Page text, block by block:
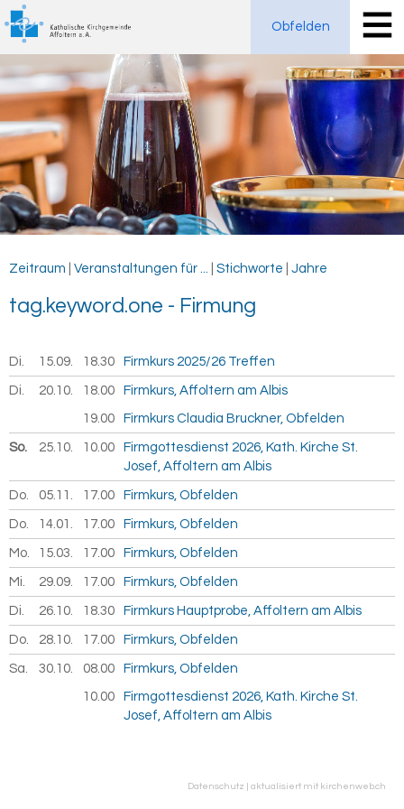
Obfelden
Zeitraum Veranstaltungen für ... Stichworte Jahre
tag.key­word.one - Fir­mung
Di. 15.09. 2026
18.30 Firmkurs 2025/26 Treffen
Di. 20.10. 2026
18.00 Firmkurs, Affoltern am Albis
19.00 Firmkurs Claudia Bruckner, Obfelden
So. 25.10. 2026
10.00
Firmgottesdienst 2026, Kath. Kirche St.
Josef, Affoltern am Albis
Do. 05.11. 2026
17.00 Firmkurs, Obfelden
Do. 14.01. 2027
17.00 Firmkurs, Obfelden
Mo. 15.03. 2027
17.00 Firmkurs, Obfelden
Mi. 29.09. 2027
17.00 Firmkurs, Obfelden
Di. 26.10. 2027
18.30 Firmkurs Hauptprobe, Affoltern am Albis
Do. 28.10. 2027
17.00 Firmkurs, Obfelden
Sa. 30.10. 2027
08.00 Firmkurs, Obfelden
10.00
Firmgottesdienst 2026, Kath. Kirche St.
Josef, Affoltern am Albis
Datenschutz | aktualisiert mit kirchenweb.ch